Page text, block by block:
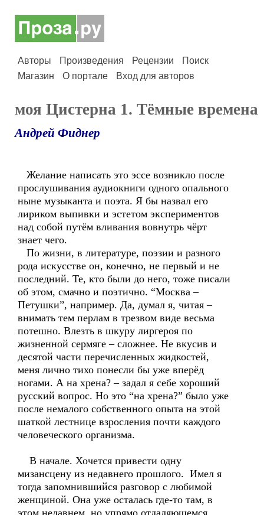
Авторы Произведения Рецензии
Поиск
Магазин
О портале Вход для авторов
моя Цистерна 1. Тёмные времена
Андрей Фиднер
Желание написать это эссе возникло после
прослушивания аудиокниги одного опального
ныне музыканта и поэта. Я бы назвал его
лириком выпивки и эстетом экспериментов
над собой путём вливания вовнутрь чёрт
знает чего.
По жизни, в литературе, поэзии и разного
рода искусстве он, конечно, не первый и не
последний. Те, кто были до него, тоже писали
об этом, смачно и поэтично. “Москва –
Петушки”, например. Да, думал я, читая –
внимать тем перлам в трезвом виде весьма
потешно. Влезть в шкуру лиргероя по
жизненной сермяге – сложнее. Не вкусив и
десятой части перечисленных жидкостей,
меня лично тихо понесли бы уже вперёд
ногами. А на хрена? – задал я себе хороший
русский вопрос. Но это “на хрена?” было уже
после немалого собственного опыта на этой
шаткой лестнице взросления почти каждого
человеческого организма.
В начале. Хочется привести одну
мизансцену из недавнего прошлого. Имел я
тогда запомнившийся разговор с любимой
женщиной. Она уже осталась где-то там, в
этом недавнем, но упрямо отдаляющемся